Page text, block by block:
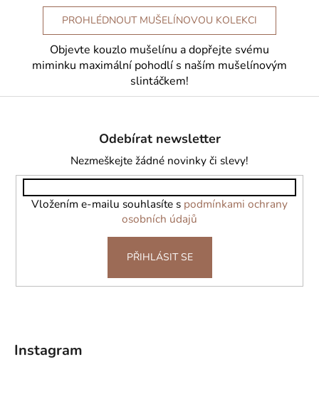
PROHLÉDNOUT MUŠELÍNOVOU KOLEKCI
Objevte kouzlo mušelínu a dopřejte svému
miminku maximální pohodlí s naším mušelínovým
slintáčkem!
Odebírat newsletter
Nezmeškejte žádné novinky či slevy!
Vložením e-mailu souhlasíte s podmínkami ochrany
osobních údajů
PŘIHLÁSIT SE
Instagram